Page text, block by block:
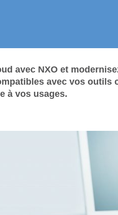
avec NXO et
avec vos
à vos usages.